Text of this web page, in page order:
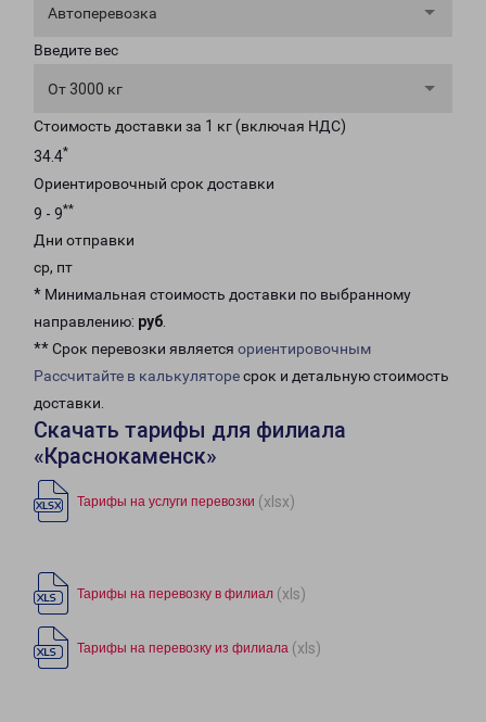
Автоперевозка
Введите вес
От 3000 кг
Стоимость доставки за 1 кг (включая НДС)
34.4*
Ориентировочный срок доставки
9 - 9**
Дни отправки
ср, пт
* Минимальная стоимость доставки по выбранному
направлению: руб.
** Срок перевозки является ориентировочным
Рассчитайте в калькуляторесрок и детальную стоимость
доставки.
Скачать тарифы для филиала
«Краснокаменск»
Тарифы на услуги перевозки (xlsx)
Тарифы на перевозку в филиал (xls)
Тарифы на перевозку из филиала (xls)